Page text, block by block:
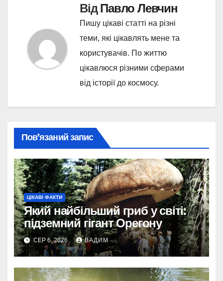
ВідПавло Левчин
Пишу цікаві статті на різні
теми, які цікавлять мене та
користувачів. По життю
цікавлюся різними сферами
від історії до космосу.
Пов’язаний запис
ЦІКАВІ ФАКТИ
Який найбільший гриб у світі:
підземний гігант Орегону
СЕР 6, 2026 ВАДИМ